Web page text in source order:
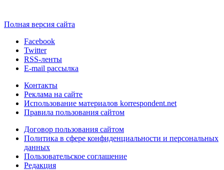
Полная версия сайта
Facebook
Twitter
RSS-ленты
E-mail рассылка
Контакты
Реклама на сайте
Использование материалов korrespondent.net
Правила пользования сайтом
Договор пользования сайтом
Политика в сфере конфиденциальности и персональных
данных
Пользовательское соглашение
Редакция